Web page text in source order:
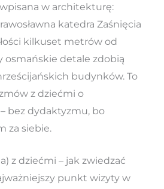
w architekturę:
katedra Zaśnięcia
kilkuset metrów od
osmańskie detale zdobią
budynków. To
z dziećmi o
bez dydaktyzmu, bo
za siebie.
z dziećmi – jak zwiedzać
punkt wizyty w